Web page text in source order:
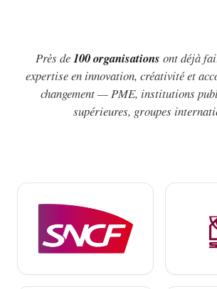
Près de100 organisations ont déjà
expertise en innovation, créativité et
changement — PME, institutions
supérieures, groupes